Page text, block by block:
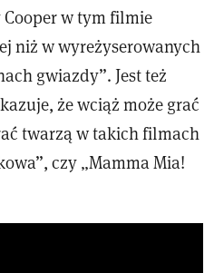
w tym filmie
niż w wyreżyserowanych
gwiazdy”. Jest też
że wciąż może grać
twarzą w takich filmach
czy „Mamma Mia!